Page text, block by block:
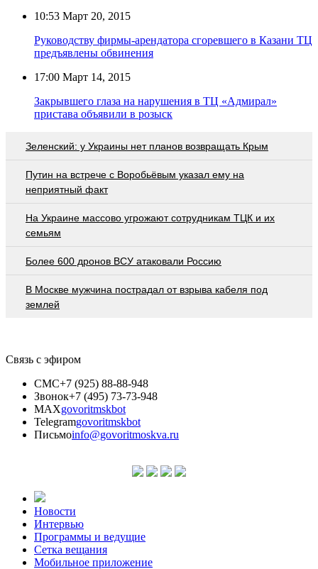
10:53 Март 20, 2015
Руководству фирмы-арендатора сгоревшего в Казани ТЦ
предъявлены обвинения
17:00 Март 14, 2015
Закрывшего глаза на нарушения в ТЦ «Адмирал»
пристава объявили в розыск
Зеленский: у Украины нет планов возвращать Крым
Путин на встрече с Воробьёвым указал ему на
неприятный факт
На Украине массово угрожают сотрудникам ТЦК и их
семьям
Более 600 дронов ВСУ атаковали Россию
В Москве мужчина пострадал от взрыва кабеля под
землей
Связь с эфиром
СМС+7 (925) 88-88-948
Звонок+7 (495) 73-73-948
MAXgovoritmskbot
Telegramgovoritmskbot
Письмоinfo@govoritmoskva.ru
Новости
Интервью
Программы и ведущие
Сетка вещания
Мобильное приложение